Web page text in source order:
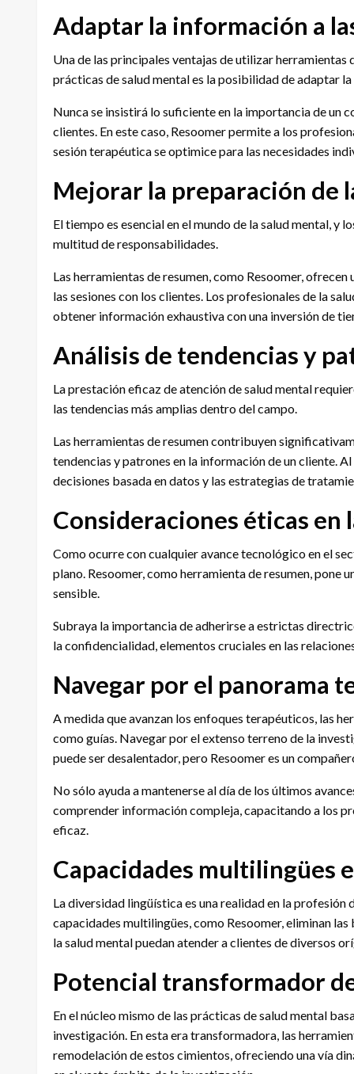
Adaptar la información a
Una de las principales ventajas de utilizar herramientas
prácticas de salud mental es la posibilidad de adaptar
Nunca se insistirá lo suficiente en la importancia de un
clientes. En este caso, Resoomer permite a los
sesión terapéutica se optimice para las necesidades
Mejorar la preparación de
El tiempo es esencial en el mundo de la salud mental, y
multitud de responsabilidades.
Las herramientas de resumen, como Resoomer,
las sesiones con los clientes. Los profesionales de la
obtener información exhaustiva con una inversión de
Análisis de tendencias y
La prestación eficaz de atención de salud mental
las tendencias más amplias dentro del campo.
Las herramientas de resumen contribuyen
tendencias y patrones en la información de un cliente.
decisiones basada en datos y las estrategias de
Consideraciones éticas en
Como ocurre con cualquier avance tecnológico en el
plano. Resoomer, como herramienta de resumen, pone
sensible.
Subraya la importancia de adherirse a estrictas
la confidencialidad, elementos cruciales en las
Navegar por el panorama
A medida que avanzan los enfoques terapéuticos, las
como guías. Navegar por el extenso terreno de la
puede ser desalentador, pero Resoomer es un
No sólo ayuda a mantenerse al día de los últimos
comprender información compleja, capacitando a los
eficaz.
Capacidades multilingües
La diversidad lingüística es una realidad en la profesión
capacidades multilingües, como Resoomer, eliminan
la salud mental puedan atender a clientes de diversos
Potencial transformador
En el núcleo mismo de las prácticas de salud mental
investigación. En esta era transformadora, las
remodelación de estos cimientos, ofreciendo una vía